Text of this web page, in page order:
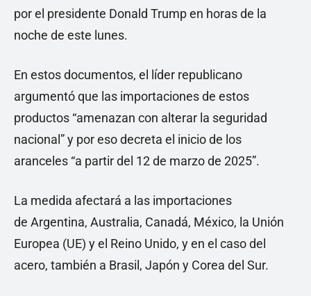
por el presidente Donald Trump en horas de la
noche de este lunes.
En estos documentos, el líder republicano
argumentó que las importaciones de estos
productos “amenazan con alterar la seguridad
nacional” y por eso decreta el inicio de los
aranceles “a partir del 12 de marzo de 2025”.
La medida afectará a las importaciones
de Argentina, Australia, Canadá, México, la Unión
Europea (UE) y el Reino Unido, y en el caso del
acero, también a Brasil, Japón y Corea del Sur.